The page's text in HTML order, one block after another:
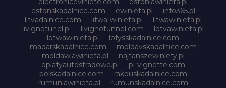
estonskadalnice.com
ewinieta.pl
info365.pl
litvadalnice.com
litwa-winieta.pl
litwawinieta.pl
livignotunel.pl
livignotunnel.com
lotvawinieta.pl
lotwawinieta.pl
lotysskadalnice.com
madarskadalnice.com
moldavskadalnice.com
moldawiawinieta.pl
najtanszewiniety.pl
oplatyautostradowe.pl
pl-vignette.com
polskadalnice.com
rakouskadalnice.com
rumuniawinieta.pl
rumunskadalnice.com